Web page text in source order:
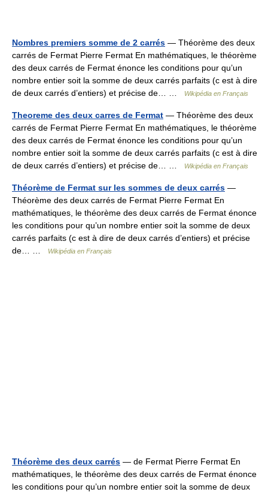
Nombres premiers somme de 2 carrés — Théorème des deux
carrés de Fermat Pierre Fermat En mathématiques, le théorème
des deux carrés de Fermat énonce les conditions pour qu’un
nombre entier soit la somme de deux carrés parfaits (c est à dire
de deux carrés d’entiers) et précise de… …
Wikipédia en Français
Theoreme des deux carres de Fermat — Théorème des deux
carrés de Fermat Pierre Fermat En mathématiques, le théorème
des deux carrés de Fermat énonce les conditions pour qu’un
nombre entier soit la somme de deux carrés parfaits (c est à dire
de deux carrés d’entiers) et précise de… …
Wikipédia en Français
Théorème de Fermat sur les sommes de deux carrés —
Théorème des deux carrés de Fermat Pierre Fermat En
mathématiques, le théorème des deux carrés de Fermat énonce
les conditions pour qu’un nombre entier soit la somme de deux
carrés parfaits (c est à dire de deux carrés d’entiers) et précise
de… …
Wikipédia en Français
Théorème des deux carrés — de Fermat Pierre Fermat En
mathématiques, le théorème des deux carrés de Fermat énonce
les conditions pour qu’un nombre entier soit la somme de deux